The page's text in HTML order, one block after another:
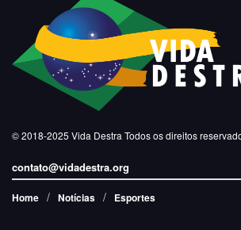
© 2018-2025 Vida Destra Todos os direitos
contato@vidadestra.org
Home Notícias Esportes